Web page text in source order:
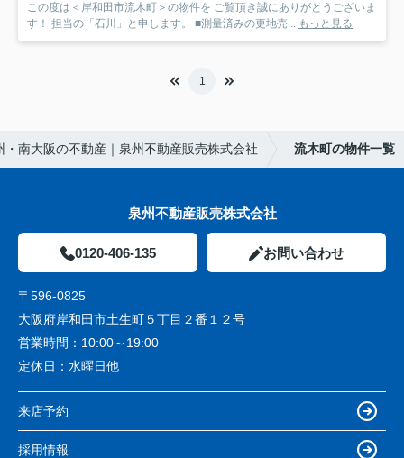
この度は＜岸和田市流木町＞の物件を ご覧頂き誠にありがとうございま
す！ 担当の「石川」と申します。 ■測量済みの更地売... もっと見る
1
・南大阪の不動産｜泉州不動産販売株式会社 流木町の物件一覧
泉州不動産販売株式会社
0120-406-135 お問い合わせ
〒596-0825
大阪府岸和田市土生町５丁目２番１２号
営業時間： 10:00～19:00
定休日： 水曜日他
来店予約
採用情報